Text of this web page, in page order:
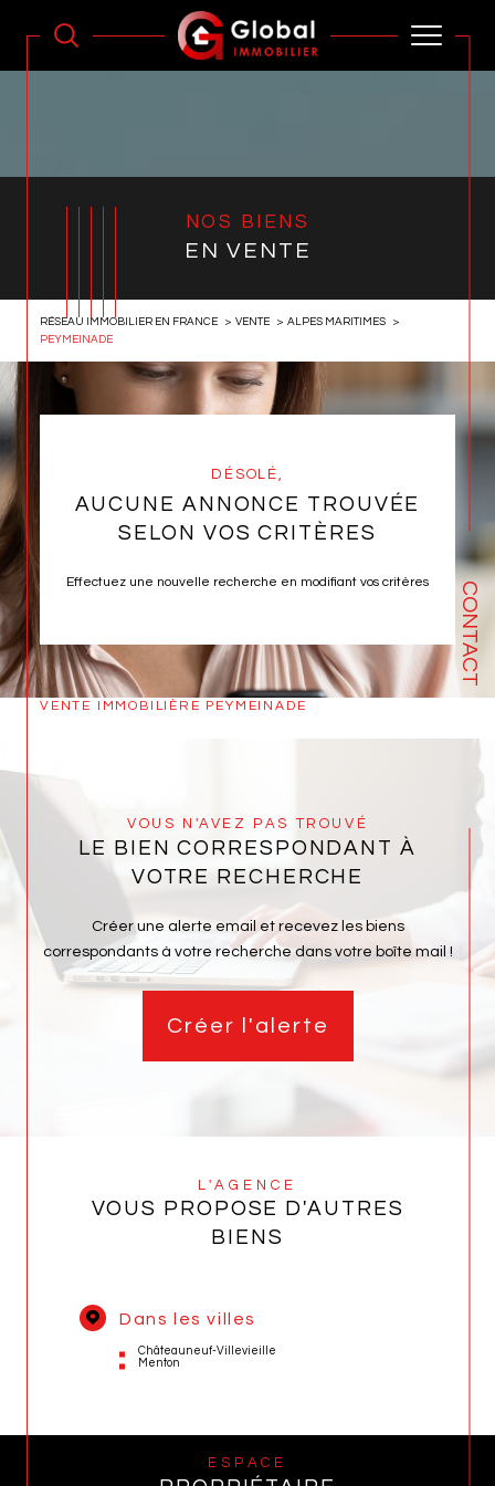
CONTACT
NOS BIENS
EN VENTE
RÉSEAU IMMOBILIER EN FRANCE VENTE
ALPES MARITIMES
PEYMEINADE
DÉSOLÉ,
AUCUNE ANNONCE TROUVÉE
SELON VOS CRITÈRES
Effectuez une nouvelle recherche en modifiant vos critères
VENTE IMMOBILIÈRE PEYMEINADE
VOUS N'AVEZ PAS TROUVÉ
LE BIEN CORRESPONDANT À
VOTRE RECHERCHE
Créer une alerte email et recevez les biens
correspondants à votre recherche dans votre boîte mail !
Créer l'alerte
L'AGENCE
VOUS PROPOSE D'AUTRES
BIENS
Dans les villes
Châteauneuf-Villevieille
Menton
ESPACE